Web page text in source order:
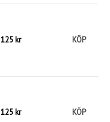
125 kr KÖP
125 kr KÖP